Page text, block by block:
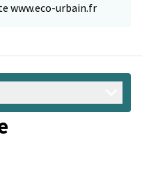
www.eco-urbain.fr